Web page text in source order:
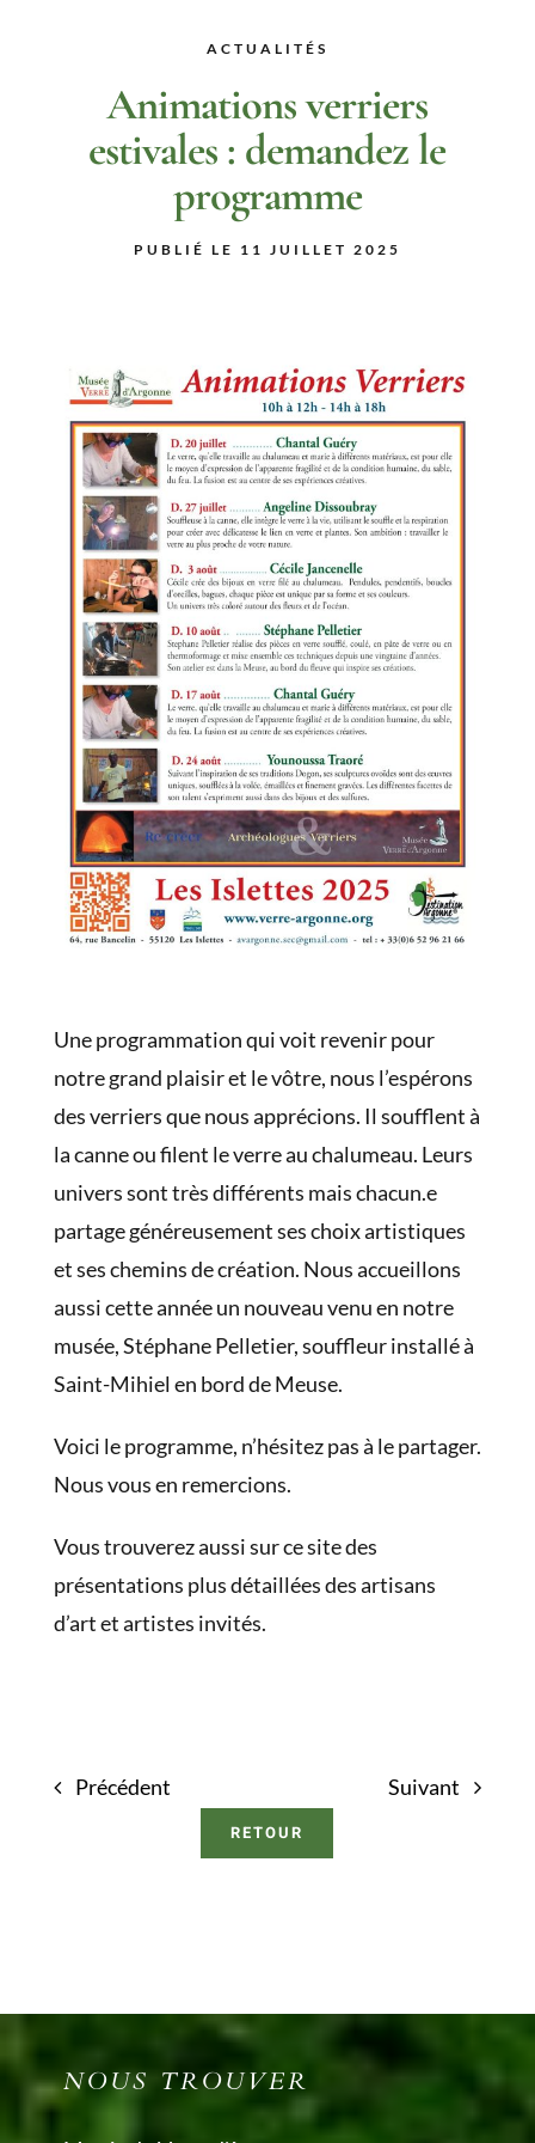
ACTUALITÉS
Animations verriers
estivales : demandez le
programme
PUBLIÉ LE 11 JUILLET 2025
Une programmation qui voit revenir pour
notre grand plaisir et le vôtre, nous l’espérons
des verriers que nous apprécions. Il soufflent à
la canne ou filent le verre au chalumeau. Leurs
univers sont très différents mais chacun.e
partage généreusement ses choix artistiques
et ses chemins de création. Nous accueillons
aussi cette année un nouveau venu en notre
musée, Stéphane Pelletier, souffleur installé à
Saint-Mihiel en bord de Meuse.
Voici le programme, n’hésitez pas à le partager.
Nous vous en remercions.
Vous trouverez aussi sur ce site des
présentations plus détaillées des artisans
d’art et artistes invités.
Précédent Suivant
RETOUR
NOUS TROUVER